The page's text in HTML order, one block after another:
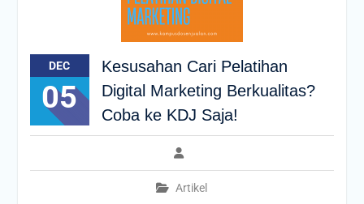
DEC
05
Kesusahan Cari Pelatihan
Digital Marketing Berkualitas?
Coba ke KDJ Saja!
Artikel